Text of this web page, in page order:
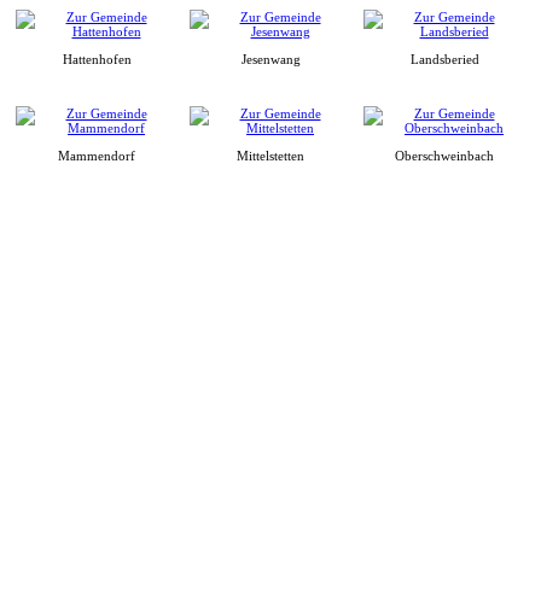
Hattenhofen Jesenwang Landsberied
Mammendorf Mittelstetten Oberschweinbach